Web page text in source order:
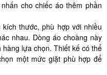
cho chiếc áo thêm phần
thước, phù hợp với nhiều
nhau. Dòng áo choàng này
lựa chọn. Thiết kế có thể
một mức giặt phù hợp để